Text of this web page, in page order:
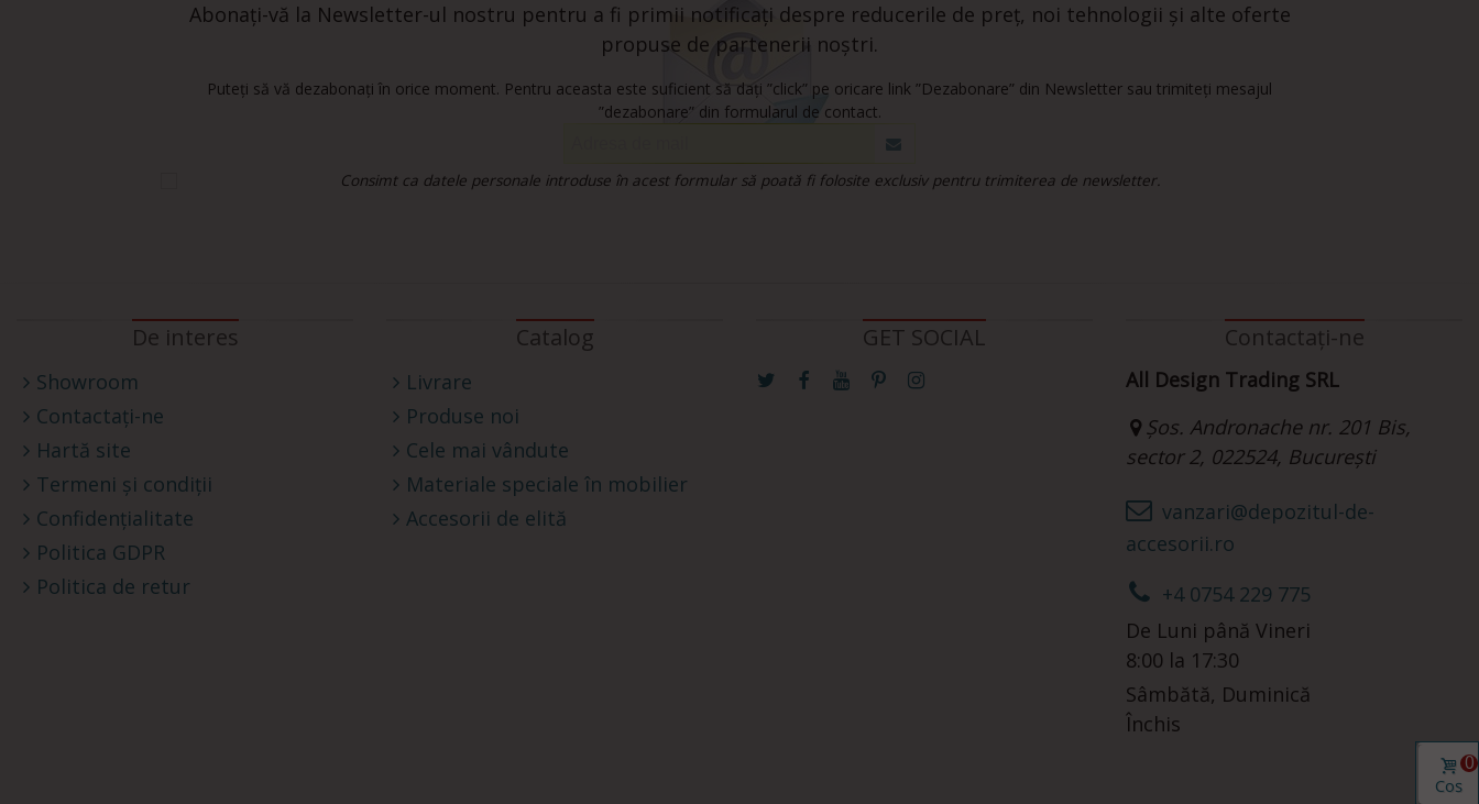
Abonați-vă la Newsletter-ul nostru pentru a fi primii notificați despre reducerile de preț, noi tehnologii și alte oferte
propuse de partenerii noștri.
Puteți să vă dezabonați în orice moment. Pentru aceasta este suficient să dați ”click” pe oricare link ”Dezabonare” din Newsletter sau trimiteți mesajul
”dezabonare” din formularul de contact.
Consimt ca datele personale introduse în acest formular să poată fi folosite exclusiv pentru trimiterea de newsletter.
De interes
Showroom
Contactați-ne
Hartă site
Termeni și condiții
Confidențialitate
Politica GDPR
Politica de retur
Catalog
Livrare
Produse noi
Cele mai vândute
Materiale speciale în mobilier
Accesorii de elită
GET SOCIAL Contactați-ne
All Design Trading SRL
Șos. Andronache nr. 201 Bis,
sector 2, 022524, București
vanzari@depozitul-de-
accesorii.ro
+4 0754 229 775
De Luni până Vineri
8:00 la 17:30
Sâmbătă, Duminică
Închis
Coș
0